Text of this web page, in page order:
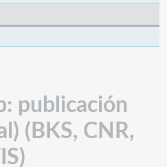
publicación
(BKS, CNR,